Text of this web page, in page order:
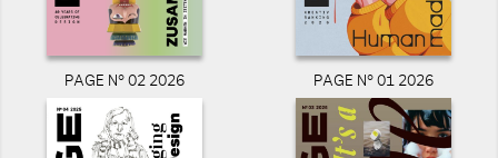
PAGE N° 02 2026 PAGE N° 01 2026